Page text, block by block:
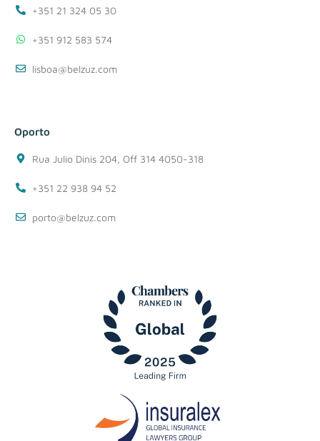
+351 21 324 05 30
+351 912 583 574
lisboa@belzuz.com
Oporto
Rua Julio Dinis 204, Off 314 4050-318
+351 22 938 94 52
porto@belzuz.com